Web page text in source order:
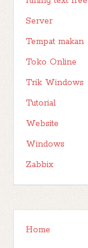
Server
Tempat makan
Toko Online
Trik Windows
Tutorial
Website
Windows
Zabbix
Home